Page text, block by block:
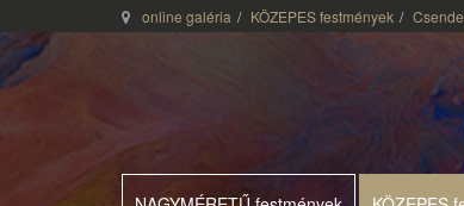
online galéria KÖZEPES festmények